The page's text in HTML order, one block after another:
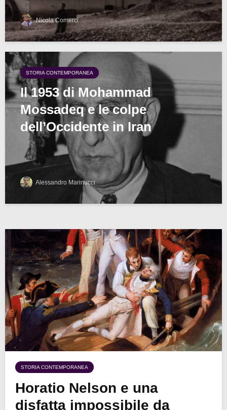
Nicola Comerci
STORIA CONTEMPORANEA
Il 1953 di Mohammad
Mossadeq e le colpe
dell’Occidente in Iran
Alessandro Marinucci
STORIA CONTEMPORANEA
Horatio Nelson e una
disfatta impossibile da